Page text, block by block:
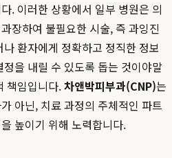
. 이러한 상황에서 일부 병원은 의
장하여 불필요한 시술, 즉 과잉진
환자에게 정확하고 정직한 정보
을 내릴 수 있도록 돕는 것이야말
책임입니다.차앤박피부과(CNP)는
아닌, 치료 과정의 주체적인 파트
높이기 위해 노력합니다.